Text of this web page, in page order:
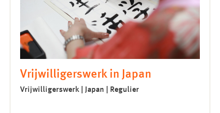
Vrijwilligerswerk in Japan
Vrijwilligerswerk | Japan | Regulier